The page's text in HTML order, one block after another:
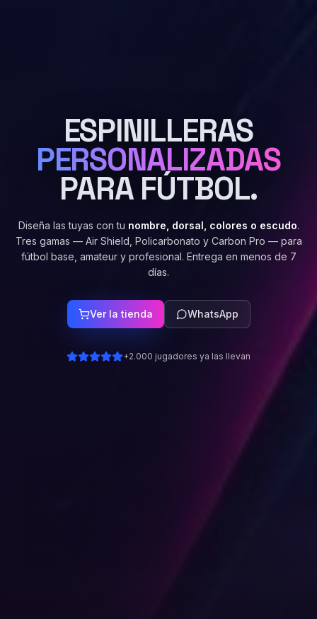
ESPINILLERAS
PERSONALIZADAS
PARA FÚTBOL.
Diseña las tuyas con tu nombre, dorsal, colores o escudo.
Tres gamas — Air Shield, Policarbonato y Carbon Pro — para
fútbol base, amateur y profesional. Entrega en menos de 7
días.
Ver la tienda WhatsApp
+2.000 jugadores ya las llevan